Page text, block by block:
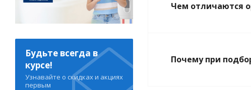
Чем отличаются
Почему при
Будьте всегда в
курсе!
Узнавайте о скидках и акциях
первым